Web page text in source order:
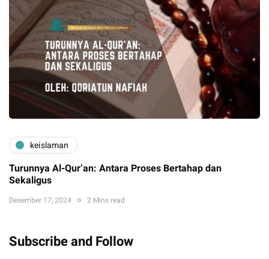
keislaman
Turunnya Al-Qur’an: Antara Proses Bertahap dan
Sekaligus
Desember 17, 2024 2 Mins read
Subscribe and Follow